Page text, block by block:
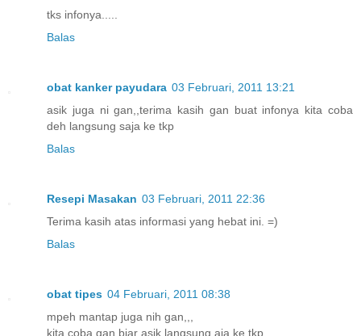
tks infonya.....
Balas
obat kanker payudara 03 Februari, 2011 13:21
asik juga ni gan,,terima kasih gan buat infonya kita coba
deh langsung saja ke tkp
Balas
Resepi Masakan 03 Februari, 2011 22:36
Terima kasih atas informasi yang hebat ini. =)
Balas
obat tipes 04 Februari, 2011 08:38
mpeh mantap juga nih gan,,,
kita coba gan biar asik langsung aja ke tkp